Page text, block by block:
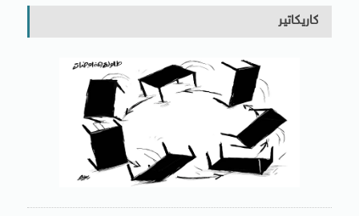
كاريكاتير